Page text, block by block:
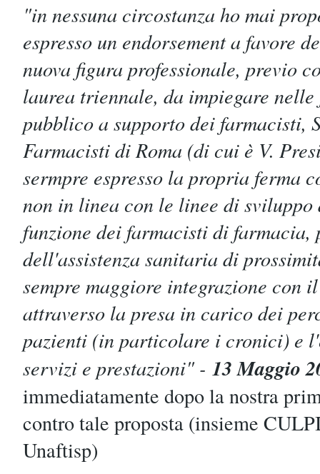
"in nessuna circostanza ho mai
espresso un endorsement a favore
nuova figura professionale, previo
laurea triennale, da impiegare
pubblico a supporto dei farmacisti,
Farmacisti di Roma (di cui è V.
sermpre espresso la propria ferma
non in linea con le linee di
funzione dei farmacisti di farmacia,
dell'assistenza sanitaria di
sempre maggiore integrazione con
attraverso la presa in carico dei
pazienti (in particolare i cronici) e
servizi e prestazioni" - 13 Maggio
immediatamente dopo la nostra
contro tale proposta (insieme
Unaftisp)